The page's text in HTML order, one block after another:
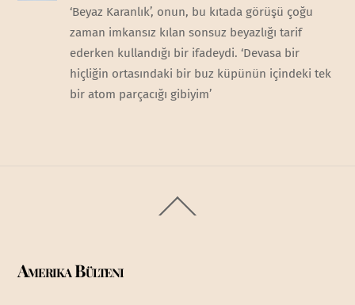
‘Beyaz Karanlık’, onun, bu kıtada görüşü çoğu
zaman imkansız kılan sonsuz beyazlığı tarif
ederken kullandığı bir ifadeydi. ‘Devasa bir
hiçliğin ortasındaki bir buz küpünün içindeki tek
bir atom parçacığı gibiyim’
To
Amerika Bülteni